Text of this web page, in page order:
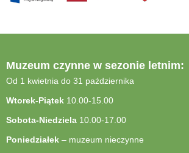
Muzeum czynne w sezonie letnim:
Od 1 kwietnia do 31 października
Wtorek-Piątek 10.00-15.00
Sobota-Niedziela 10.00-17.00
Poniedziałek – muzeum nieczynne